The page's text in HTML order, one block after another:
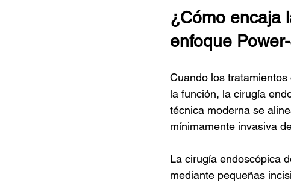
¿Cómo encaja
enfoque
Cuando los
la función, la cirugía
técnica moderna se
mínimamente invasiva
La cirugía endoscópica
mediante pequeñas